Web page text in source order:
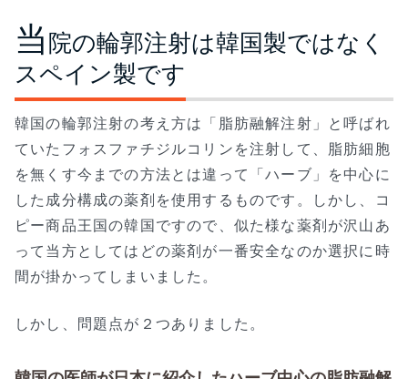
当 院の輪郭注射は韓国製ではなく
スペイン製です
韓国の輪郭注射の考え方は「脂肪融解注射」と呼ばれ
ていたフォスファチジルコリンを注射して、脂肪細胞
を無くす今までの方法とは違って「ハーブ」を中心に
した成分構成の薬剤を使用するものです。しかし、コ
ピー商品王国の韓国ですので、似た様な薬剤が沢山あ
って当方としてはどの薬剤が一番安全なのか選択に時
間が掛かってしまいました。
しかし、問題点が２つありました。